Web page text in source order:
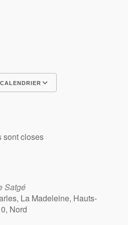
sont closes
Satgé
La Madeleine, Hauts-
Nord